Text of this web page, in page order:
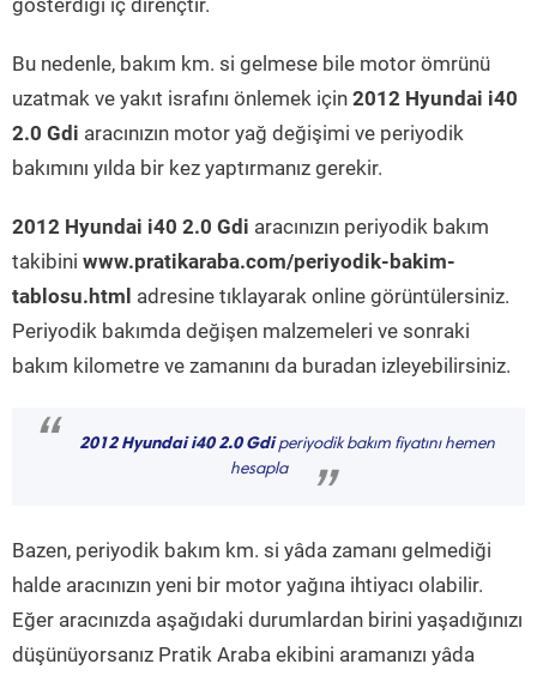
gösterdiği iç dirençtir.
Bu nedenle, bakım km. si gelmese bile motor ömrünü
uzatmak ve yakıt israfını önlemek için 2012 Hyundai i40
2.0 Gdi aracınızın motor yağ değişimi ve periyodik
bakımını yılda bir kez yaptırmanız gerekir.
2012 Hyundai i40 2.0 Gdi aracınızın periyodik bakım
takibini www.pratikaraba.com/periyodik-bakim-
tablosu.html adresine tıklayarak online görüntülersiniz.
Periyodik bakımda değişen malzemeleri ve sonraki
bakım kilometre ve zamanını da buradan izleyebilirsiniz.
“ 2012 Hyundai i40 2.0 Gdiperiyodik bakım fiyatını hemen
hesapla
”
Bazen, periyodik bakım km. si yâda zamanı gelmediği
halde aracınızın yeni bir motor yağına ihtiyacı olabilir.
Eğer aracınızda aşağıdaki durumlardan birini yaşadığınızı
düşünüyorsanız Pratik Araba ekibini aramanızı yâda